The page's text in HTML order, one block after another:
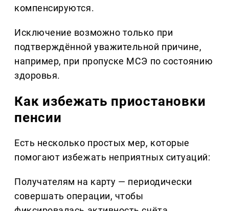
компенсируются.
Исключение возможно только при
подтверждённой уважительной причине,
например, при пропуске МСЭ по состоянию
здоровья.
Как избежать приостановки
пенсии
Есть несколько простых мер, которые
помогают избежать неприятных ситуаций:
Получателям на карту — периодически
совершать операции, чтобы